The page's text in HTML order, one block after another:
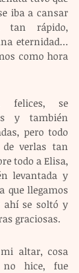
iba a cansar
tan rápido,
eternidad…
como hora
felices, se
y también
pero todo
verlas tan
todo a Elisa,
levantada y
que llegamos
ahí se soltó y
graciosas.
altar, cosa
hice, fue